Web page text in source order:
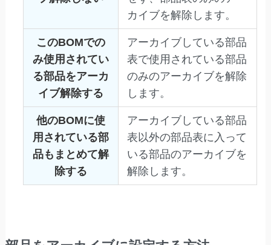
カイブを解除します。
このBOMでの
み使用されてい
る部品をアーカ
イブ解除する
アーカイブしている部品
表で使用されている部品
のみのアーカイブを解除
します。
他のBOMに使
用されている部
品もまとめて解
除する
アーカイブしている部品
表以外の部品表に入って
いる部品のアーカイブを
解除します。